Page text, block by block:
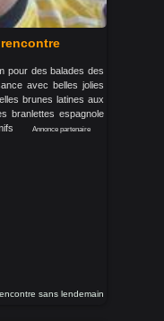
pour des balades des
avec belles jolies
brunes latines aux
branlettes espagnole
mifs
Annonce partenaire
sans lendemain